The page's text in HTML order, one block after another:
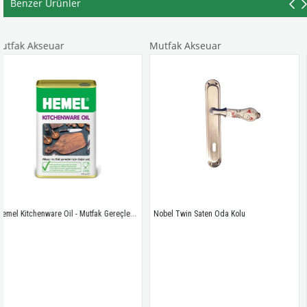
Benzer Ürünler
Hemel Kitchenware Oil - Mutfak Gereçleri Için Doğal Yağ - 0,175 ml
Mutfak Akseuar
Nobel Twin Saten Oda Kolu